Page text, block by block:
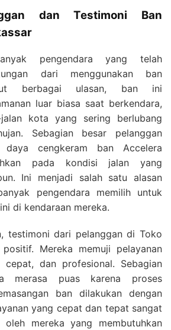
dan Testimoni Ban
pengendara yang telah
dari menggunakan ban
berbagai ulasan, ban ini
luar biasa saat berkendara,
kota yang sering berlubang
Sebagian besar pelanggan
daya cengkeram ban Accelera
pada kondisi jalan yang
Ini menjadi salah satu alasan
pengendara memilih untuk
di kendaraan mereka.
testimoni dari pelanggan di Toko
Mereka memuji pelayanan
dan profesional. Sebagian
merasa puas karena proses
ban dilakukan dengan
yang cepat dan tepat sangat
oleh mereka yang membutuhkan